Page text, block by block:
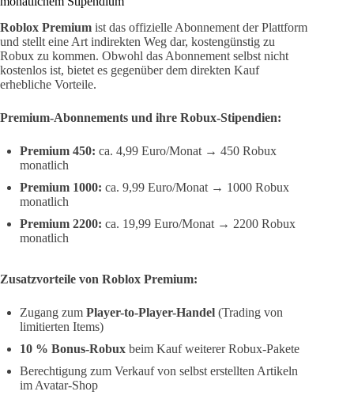
Roblox Premium ist das offizielle Abonnement der Plattform
und stellt eine Art indirekten Weg dar, kostengünstig zu
Robux zu kommen. Obwohl das Abonnement selbst nicht
kostenlos ist, bietet es gegenüber dem direkten Kauf
erhebliche Vorteile.
Premium-Abonnements und ihre Robux-Stipendien:
Premium 450: ca. 4,99 Euro/Monat → 450 Robux
monatlich
Premium 1000: ca. 9,99 Euro/Monat → 1000 Robux
monatlich
Premium 2200: ca. 19,99 Euro/Monat → 2200 Robux
monatlich
Zusatzvorteile von Roblox Premium:
Zugang zum Player-to-Player-Handel (Trading von
limitierten Items)
10 % Bonus-Robux beim Kauf weiterer Robux-Pakete
Berechtigung zum Verkauf von selbst erstellten Artikeln
im Avatar-Shop